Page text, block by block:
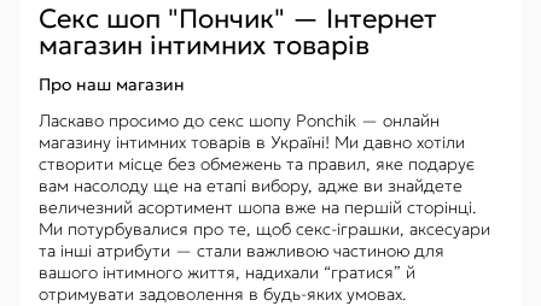
Секс шоп "Пончик" — Інтернет
магазин інтимних товарів
Про наш магазин
Ласкаво просимо до секс шопу Ponchik — онлайн
магазину інтимних товарів в Україні! Ми давно хотіли
створити місце без обмежень та правил, яке подарує
вам насолоду ще на етапі вибору, адже ви знайдете
величезний асортимент шопа вже на першій сторінці.
Ми потурбувалися про те, щоб секс-іграшки, аксесуари
та інші атрибути — стали важливою частиною для
вашого інтимного життя, надихали “гратися” й
отримувати задоволення в будь-яких умовах.